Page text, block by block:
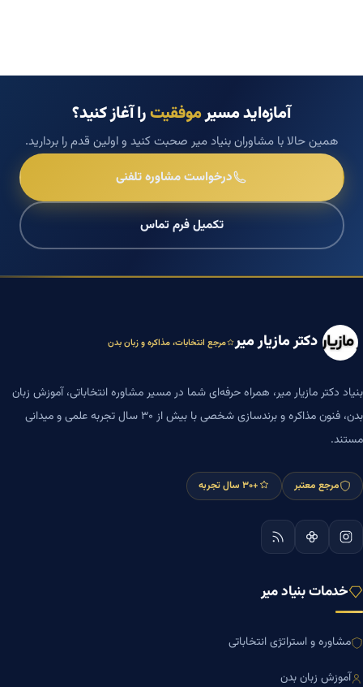
آمازه‌اید مسیرموفقیترا آغاز کنید؟
همین حالا با مشاوران بنیاد میر صحبت کنید و اولین قدم را بردارید.
درخواست مشاوره تلفنی
تکمیل فرم تماس
دکتر مازیار میر مرجع انتخابات، مذاکره و زبان بدن
بنیاد دکتر مازیار میر، همراه حرفه‌ای شما در مسیر مشاوره انتخاباتی، آموزش زبان
بدن، فنون مذاکره و برندسازی شخصی با بیش از ۳۰ سال تجربه علمی و میدانی
مستند.
مرجع معتبر +۳۰ سال تجربه
خدمات بنیاد میر
مشاوره و استراتژی انتخاباتی
آموزش زبان بدن